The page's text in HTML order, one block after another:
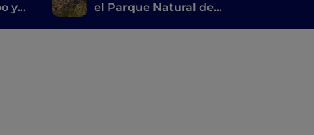
y
el Parque Natural de